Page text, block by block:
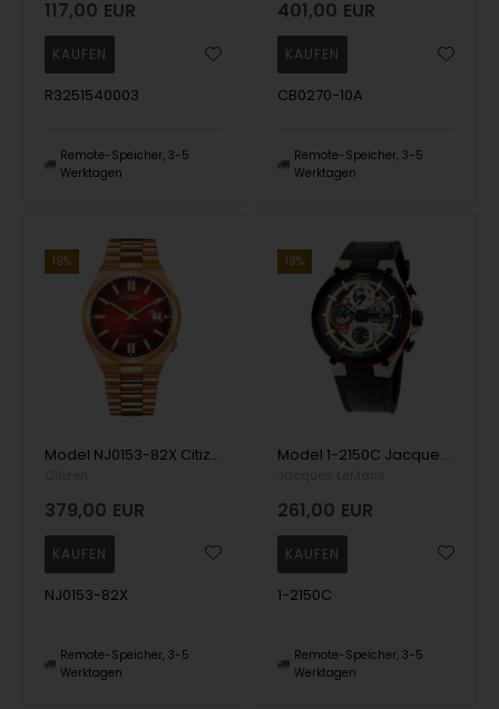
117,00 EUR
R3251540003
Remote-Speicher, 3-5
Werktagen
401,00 EUR
CB0270-10A
Remote-Speicher, 3-5
Werktagen
19%
Model NJ0153-82X Citizen Automatc Automatik Herren uhr
379,00 EUR
NJ0153-82X
Remote-Speicher, 3-5
Werktagen
19%
Model 1-2150C Jacques Lemans Manchester Multifunktion Batteridrevet quartz Herren uhr
261,00 EUR
1-2150C
Remote-Speicher, 3-5
Werktagen